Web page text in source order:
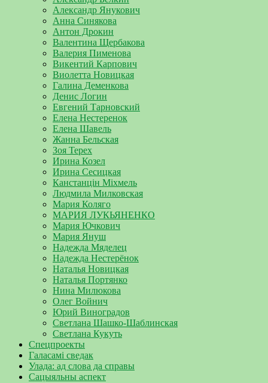
Александр Янукович
Анна Синякова
Антон Дрокин
Валентина Щербакова
Валерия Пименова
Викентий Карпович
Виолетта Новицкая
Галина Деменкова
Денис Логин
Евгений Тарновский
Елена Нестеренок
Елена Шавель
Жанна Бельская
Зоя Терех
Ирина Козел
Ирина Сесицкая
Канстанцін Міхмель
Людмила Милковская
Мария Коляго
МАРИЯ ЛУКЬЯНЕНКО
Мария Ючкович
Мария Януш
Надежда Мяделец
Надежда Нестерёнок
Наталья Новицкая
Наталья Портянко
Нина Милюкова
Олег Войнич
Юрий Виноградов
Светлана Шашко-Шаблинская
Светлана Кукуть
Спецпроекты
Галасамі сведак
Улада: ад слова да справы
Сацыяльны аспект